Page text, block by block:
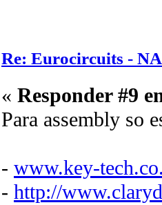
Re: Eurocircuits -
« Responder #9
Para assembly so
- www.key-
- http://